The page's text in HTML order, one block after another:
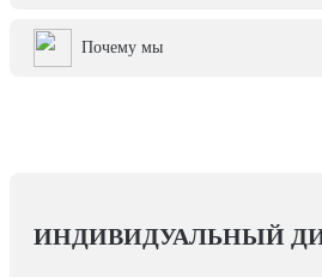
Почему мы
ИНДИВИДУАЛЬНЫЙ